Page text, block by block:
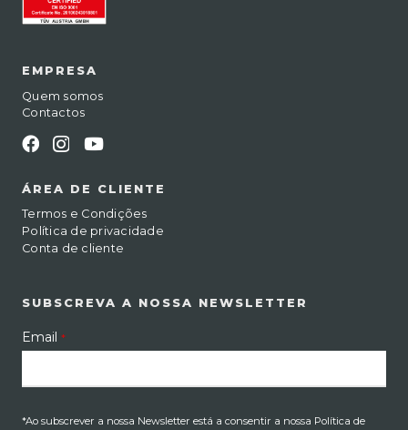
EMPRESA
Quem somos
Contactos
ÁREA DE CLIENTE
Termos e Condições
Política de privacidade
Conta de cliente
SUBSCREVA A NOSSA NEWSLETTER
Email *
*Ao subscrever a nossa Newsletter está a consentir a nossa Política de